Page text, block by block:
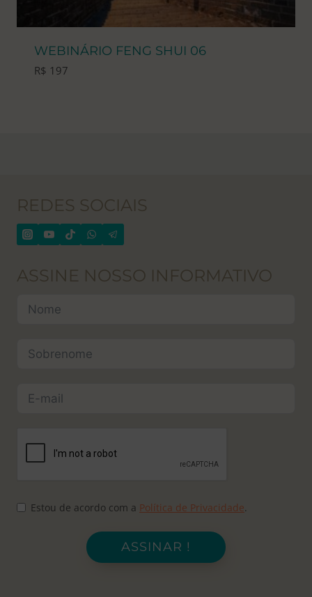
WEBINÁRIO FENG SHUI 06
R$ 197
REDES SOCIAIS
ASSINE NOSSO INFORMATIVO
Estou de acordo com a Política de Privacidade.
ASSINAR !